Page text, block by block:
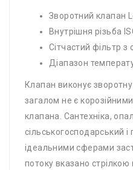
Зворотний клапан
Внутрішня різьба
Сітчастий фільтр
Діапазон
Клапан виконує
загалом не є
клапана. Сантехніка,
сільськогосподарський
ідеальними сферами
потоку вказано стрілкою